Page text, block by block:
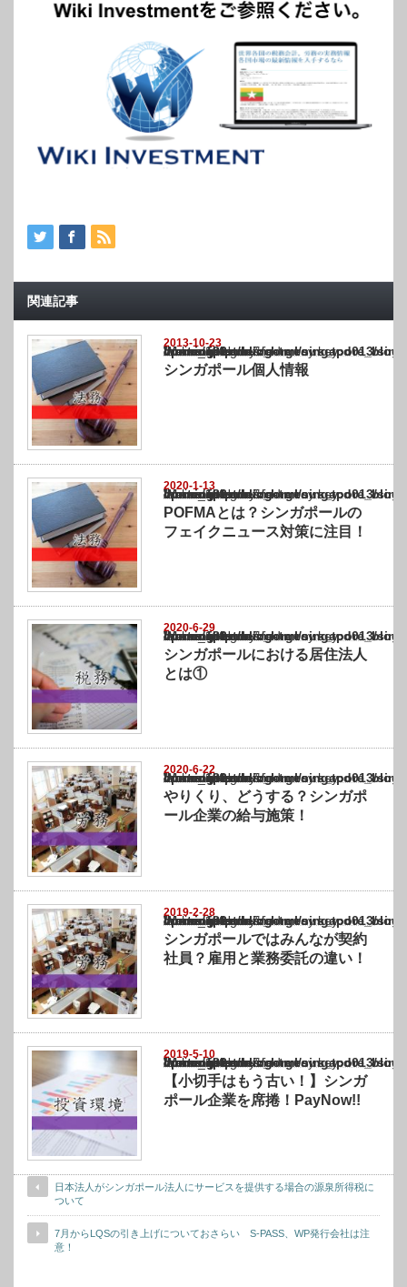
関連記事
2013-10-23
Warning
: Undefined array key "show_category" in
/home/netst/kuno-cpa.co.jp/public_html/singapore_blog/wp-content/themes/
on line183
シンガポール個人情報
2020-1-13
Warning
: Undefined array key "show_category" in
/home/netst/kuno-cpa.co.jp/public_html/singapore_blog/wp-content/themes/
on line183
POFMAとは？シンガポールの
フェイクニュース対策に注目！
2020-6-29
Warning
: Undefined array key "show_category" in
/home/netst/kuno-cpa.co.jp/public_html/singapore_blog/wp-content/themes/
on line183
シンガポールにおける居住法人
とは①
2020-6-22
Warning
: Undefined array key "show_category" in
/home/netst/kuno-cpa.co.jp/public_html/singapore_blog/wp-content/themes/
on line183
やりくり、どうする？シンガポ
ール企業の給与施策！
2019-2-28
Warning
: Undefined array key "show_category" in
/home/netst/kuno-cpa.co.jp/public_html/singapore_blog/wp-content/themes/
on line183
シンガポールではみんなが契約
社員？雇用と業務委託の違い！
2019-5-10
Warning
: Undefined array key "show_category" in
/home/netst/kuno-cpa.co.jp/public_html/singapore_blog/wp-content/themes/
on line183
【小切手はもう古い！】シンガ
ポール企業を席捲！PayNow!!
日本法人がシンガポール法人にサービスを提供する場合の源泉所得税に
ついて
7月からLQSの引き上げについておさらい S-PASS、WP発行会社は注
意！